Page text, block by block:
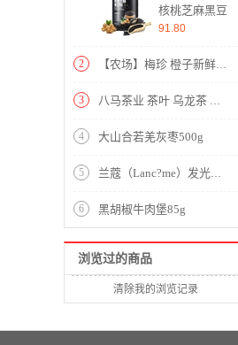
核桃芝麻黑豆
粉奇亚籽黑藜
餐粉黑芝麻糊
91.80
2 【农场】梅珍 橙子新鲜水果2.5斤 新鲜橙子水果 .
3 八马茶业 茶叶 乌龙茶 安溪清香型铁观音 双蓝罐装 500g
4 大山合若羌灰枣500g
5 兰蔻（Lanc?me）发光眼霜 小黑瓶肌底精华眼霜15ml 化妆品护肤礼盒 淡化黑眼圈 淡化眼纹
6 黑胡椒牛肉堡85g
浏览过的商品
清除我的浏览记录